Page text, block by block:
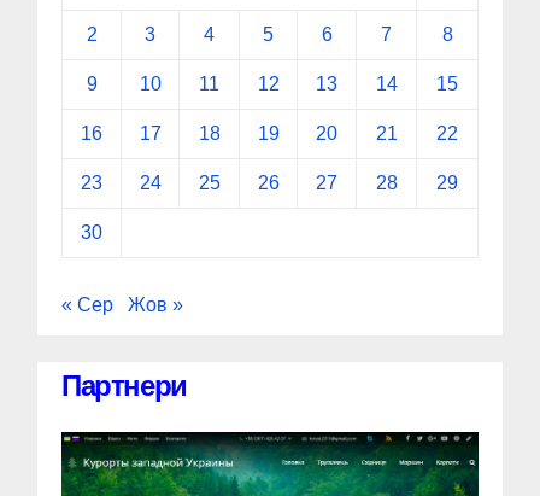
2 3 4 5 6 7 8
9 10 11 12 13 14 15
16 17 18 19 20 21 22
23 24 25 26 27 28 29
30
« Сер Жов »
Партнери